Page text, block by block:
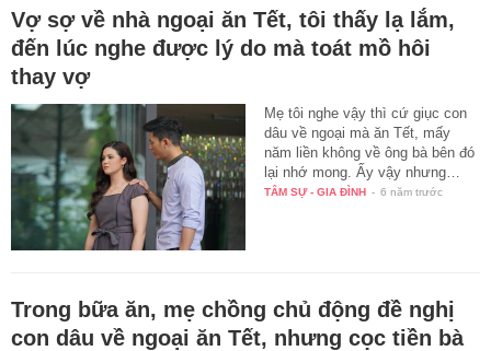
Vợ sợ về nhà ngoại ăn Tết, tôi thấy lạ lắm,
đến lúc nghe được lý do mà toát mồ hôi
thay vợ
Mẹ tôi nghe vậy thì cứ giục con
dâu về ngoại mà ăn Tết, mấy
năm liền không về ông bà bên đó
lại nhớ mong. Ấy vậy nhưng…
TÂM SỰ - GIA ĐÌNH - 6 năm trước
Trong bữa ăn, mẹ chồng chủ động đề nghị
con dâu về ngoại ăn Tết, nhưng cọc tiền bà